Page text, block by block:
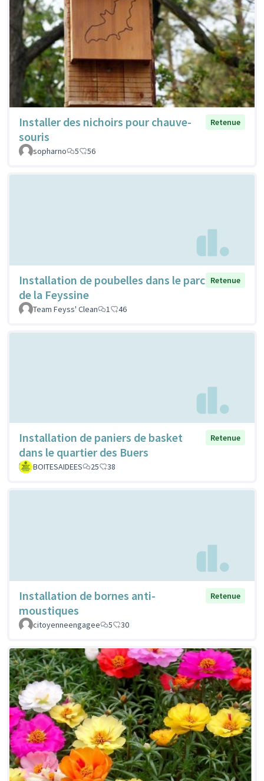
Installer des nichoirs pour chauve-
souris
Retenue
sopharno 5 56
Installation de poubelles dans le parc
de la Feyssine
Retenue
Team Feyss' Clean 1 46
Installation de paniers de basket
dans le quartier des Buers
Retenue
BOITESAIDEES 25 38
Installation de bornes anti-
moustiques
Retenue
citoyenneengagee 5 30